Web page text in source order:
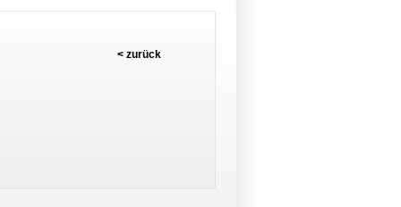
< zurück